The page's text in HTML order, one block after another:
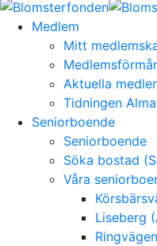
Medlem
Mitt
Aktuella
Tidningen Alma
Seniorboende
Seniorboende
Söka bostad
Våra
Liseberg